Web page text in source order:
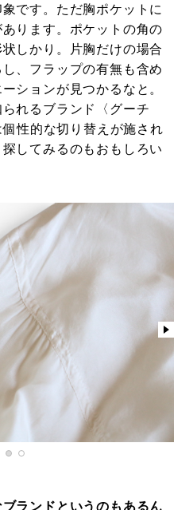
です。ただ胸ポケットに
ります。ポケットの角の
しかり。片胸だけの場合
、フラップの有無も含め
ションが見つかるなと。
れるブランド〈グーチ
個性的な切り替えが施され
してみるのもおもしろい
ランドというのもあるん